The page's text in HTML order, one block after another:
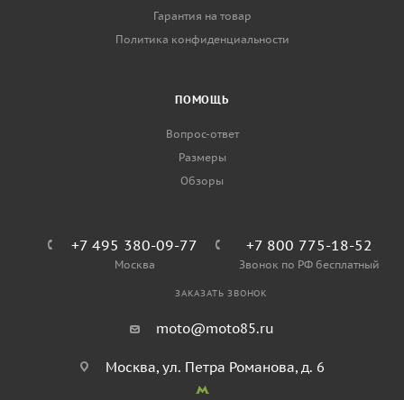
Гарантия на товар
Политика конфиденциальности
ПОМОЩЬ
Вопрос-ответ
Размеры
Обзоры
+7 495 380-09-77
Москва
+7 800 775-18-52
Звонок по РФ бесплатный
ЗАКАЗАТЬ ЗВОНОК
moto@moto85.ru
Москва, ул. Петра Романова, д. 6